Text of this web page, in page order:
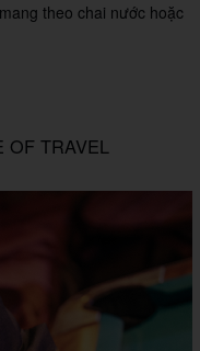
theo chai nước hoặc
OF TRAVEL